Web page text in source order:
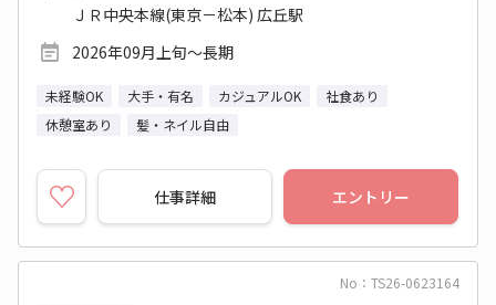
ＪＲ中央本線(東京－松本) 広丘駅
2026年09月上旬～長期
未経験OK 大手・有名 カジュアルOK
社食あり
休憩室あり
髪・ネイル自由
仕事詳細 エントリー
No：TS26-0623164